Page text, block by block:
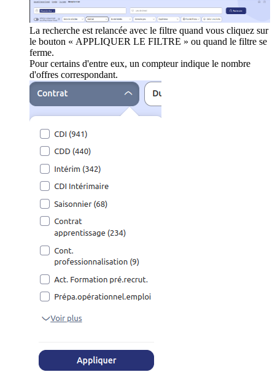
La recherche est relancée avec le filtre quand vous cliquez sur
le bouton « APPLIQUER LE FILTRE » ou quand le filtre se
ferme.
Pour certains d'entre eux, un compteur indique le nombre
d'offres correspondant.